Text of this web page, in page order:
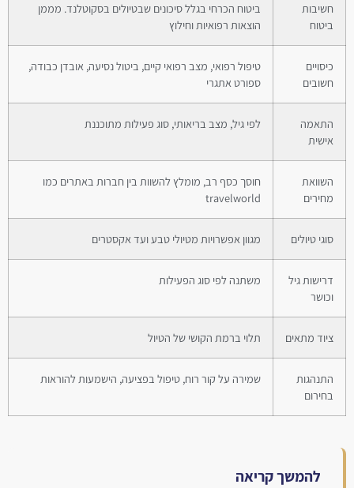
חשיבות
ביטוח
ביטוח הכרחי בגלל סיכונים שבטיולים בסקוטלנד. מממן
הוצאות רפואיות וחילוץ
כיסויים
חשובים
טיפול רפואי, מצב רפואי קיים, ביטול נסיעה, אובדן כבודה,
ספורט אתגרי
התאמה
אישית
לפי גיל, מצב בריאותי, סוג פעילות מתוכננת
השוואת
מחירים
חוסך כסף רב, מומלץ להשוות בין חברות באתרים כמו
travelworld
סוגי טיולים מגוון אפשרויות מטיולי טבע ועד אקסטרים
דרישות גיל
וכושר
משתנה לפי סוג הפעילות
ציוד מתאים תלוי ברמת הקושי של הטיול
התנהגות
בחירום
שמירה על קור רוח, טיפול בפציעה, הישמעות להוראות
להמשך קריאה